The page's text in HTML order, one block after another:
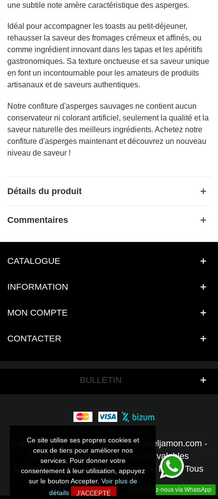
Ce site utilise ses propres cookies et
ceux de tiers pour améliorer nos
services. Pour donner votre
consentement à leur utilisation, appuyez
sur le bouton Accepter. Voir plus de
détails
J'ACCEPTE
une subtile note amère caractéristique des asperges.
Idéal pour accompagner les toasts au petit-déjeuner,
rehausser la saveur des fromages crémeux et affinés, ou
comme ingrédient innovant dans les tapas et les apéritifs
gastronomiques. Sa texture onctueuse et sa saveur unique
en font un incontournable pour les amateurs de produits
artisanaux et de saveurs authentiques.
Notre confiture d'asperges sauvages ne contient aucun
conservateur ni colorant artificiel, seulement la qualité et la
saveur naturelle des meilleurs ingrédients. Achetez notre
confiture d'asperges maintenant et découvrez un nouveau
niveau de saveur !
Détails du produit
Commentaires
CATALOGUE
INFORMATION
MON COMPTE
CONTACTER
Ce site utilise ses propres cookies et
ceux de tiers pour améliorer nos
services. Pour donner votre
consentement à leur utilisation, appuyez
sur le bouton Accepter. Voir plus de
détails
J'ACCEPTE Contactez-nous vía WhatsApp
BULLETIN
Copyright © 2026 - https://elpalaciodeljamon.com -
Les prix affichés sur ce site sont valables
uniquement pour les commandes en ligne - Tous
droits réservés.